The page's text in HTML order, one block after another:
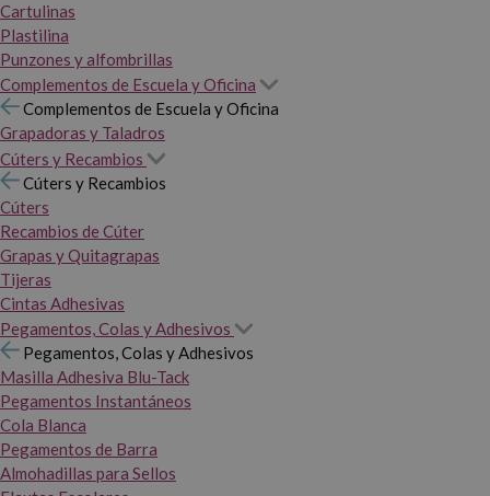
Cartulinas
Plastilina
Punzones y alfombrillas
Complementos de Escuela y Oficina
Complementos de Escuela y Oficina
Grapadoras y Taladros
Cúters y Recambios
Cúters y Recambios
Cúters
Recambios de Cúter
Grapas y Quitagrapas
Tijeras
Cintas Adhesivas
Pegamentos, Colas y Adhesivos
Pegamentos, Colas y Adhesivos
Masilla Adhesiva Blu-Tack
Pegamentos Instantáneos
Cola Blanca
Pegamentos de Barra
Almohadillas para Sellos